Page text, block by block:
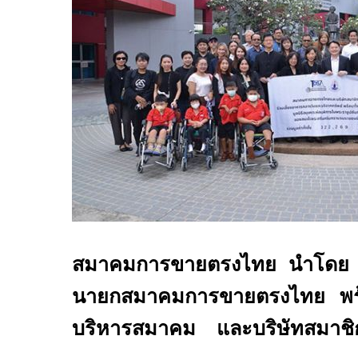
สมาคมการขายตรงไทย นำโด
นายกสมาคมการขายตรงไทย
บริหารสมาคม และบริษัทสมา